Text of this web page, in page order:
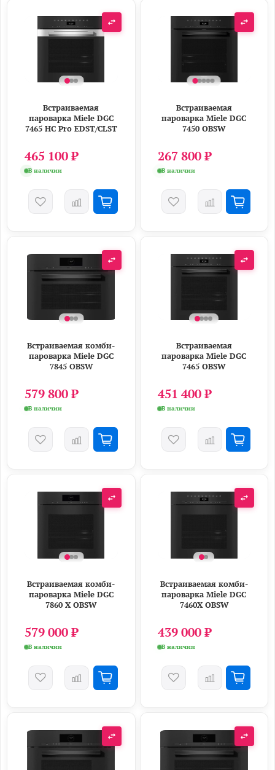
Встраиваемая
пароварка Miele DGC
7465 HC Pro EDST/CLST
465 100 ₽
В наличии
Встраиваемая
пароварка Miele DGC
7450 OBSW
267 800 ₽
В наличии
Встраиваемая комби-
пароварка Miele DGC
7845 OBSW
579 800 ₽
В наличии
Встраиваемая
пароварка Miele DGC
7465 OBSW
451 400 ₽
В наличии
Встраиваемая комби-
пароварка Miele DGC
7860 X OBSW
579 000 ₽
В наличии
Встраиваемая комби-
пароварка Miele DGC
7460X OBSW
439 000 ₽
В наличии